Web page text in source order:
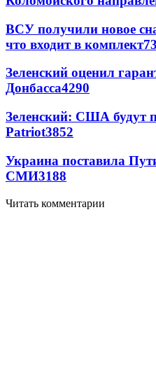
ВСУ получили новое
что входит в комплект
Зеленский оценил
Донбасса4290
Зеленский: США будут
Patriot3852
Украина поставила
СМИ3188
Читать комментарии